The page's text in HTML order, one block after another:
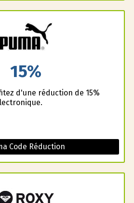
15%
d'une réduction de 15%
Code Réduction